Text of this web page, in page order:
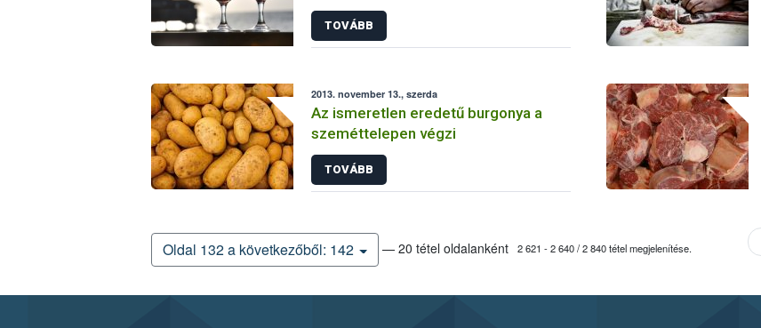
megrendezendő vörös és rozé borok
Országkóstolójáról és a jelentkezés
feltételeiről
TOVÁBB
2013. november 13., szerda
Az ismeretlen eredetű burgonya a
szeméttelepen végzi
TOVÁBB
Oldal 132 a következőből: 142 — 20 tétel oldalanként 2 621 - 2 640 / 2 840 tétel megjelenítése.